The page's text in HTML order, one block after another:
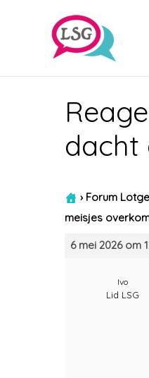
dacht
› Forum
meisjes
6 mei 2026 om
Ivo
Lid LSG